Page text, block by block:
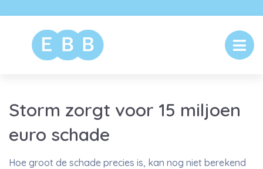
Storm zorgt voor 15 miljoen
euro schade
Hoe groot de schade precies is, kan nog niet berekend